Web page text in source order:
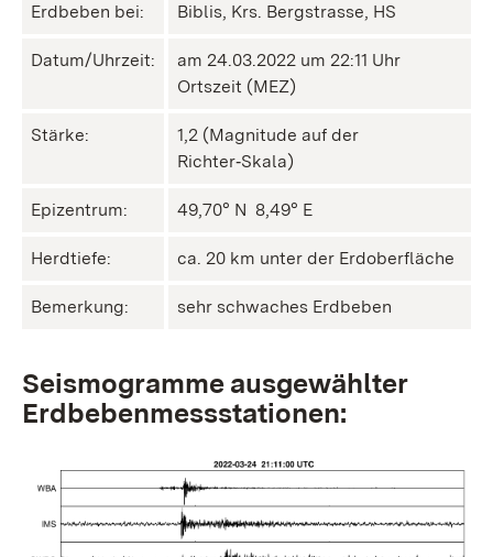
Erdbeben bei: Biblis, Krs. Bergstrasse, HS
Datum/Uhrzeit:
am 24.03.2022 um 22:11 Uhr
Ortszeit (MEZ)
Stärke:
1,2 (Magnitude auf der
Richter‑Skala)
Epizentrum: 49,70° N ㅤ 8,49° E
Herdtiefe: ca. 20 km unter der Erdoberfläche
Bemerkung: sehr schwaches Erdbeben
Seismogramme ausgewählter
Erdbebenmessstationen: